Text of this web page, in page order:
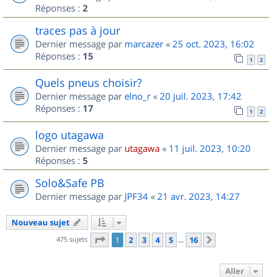
Réponses : 2
traces pas à jour
Dernier message par marcazer « 25 oct. 2023, 16:02
Réponses : 15 1 2
Quels pneus choisir?
Dernier message par elno_r « 20 juil. 2023, 17:42
Réponses : 17 1 2
logo utagawa
Dernier message par utagawa « 11 juil. 2023, 10:20
Réponses : 5
Solo&Safe PB
Dernier message par JPF34 « 21 avr. 2023, 14:27
Nouveau sujet
475 sujets Page 1sur
1 2 3 4 5 … 16
Aller